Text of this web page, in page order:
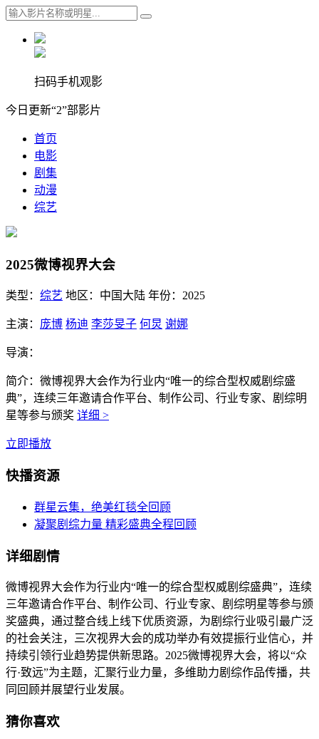
扫码手机观影
今日更新“2”部影片
首页
电影
剧集
动漫
综艺
2025微博视界大会
类型： 综艺 地区： 中国大陆 年份： 2025
主演： 庞博 杨迪 李莎旻子 何炅 谢娜
导演：
简介： 微博视界大会作为行业内“唯一的综合型权威剧综盛
典”，连续三年邀请合作平台、制作公司、行业专家、剧综明
星等参与颁奖 详细 >
立即播放
快播资源
群星云集，绝美红毯全回顾
凝聚剧综力量 精彩盛典全程回顾
详细剧情
微博视界大会作为行业内“唯一的综合型权威剧综盛典”，连续
三年邀请合作平台、制作公司、行业专家、剧综明星等参与颁
奖盛典，通过整合线上线下优质资源，为剧综行业吸引最广泛
的社会关注，三次视界大会的成功举办有效提振行业信心，并
持续引领行业趋势提供新思路。2025微博视界大会，将以“众
行·致远”为主题，汇聚行业力量，多维助力剧综作品传播，共
同回顾并展望行业发展。
猜你喜欢